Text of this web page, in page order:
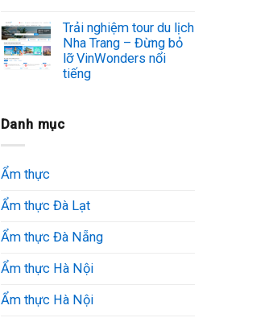
Trải nghiệm tour du lịch
Nha Trang – Đừng bỏ
lỡ VinWonders nổi
tiếng
Danh mục
Ẩm thực
Ẩm thực Đà Lạt
Ẩm thực Đà Nẵng
Ẩm thực Hà Nội
Ẩm thực Hà Nội